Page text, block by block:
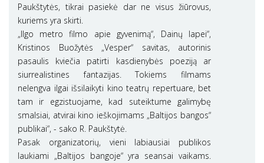
Paukštytės, tikrai pasiekė dar ne visus žiūrovus,
kuriems yra skirti.
„Ilgo metro filmo apie gyvenimą“, Dainų lapei“,
Kristinos Buožytės „Vesper“ savitas, autorinis
pasaulis kviečia patirti kasdienybės poeziją ar
siurrealistines fantazijas. Tokiems filmams
nelengva ilgai išsilaikyti kino teatrų repertuare, bet
tam ir egzistuojame, kad suteiktume galimybę
smalsiai, atvirai kino ieškojimams „Baltijos bangos“
publikai“, - sako R. Paukštytė.
Pasak organizatorių, vieni labiausiai publikos
laukiami „Baltijos bangoje“ yra seansai vaikams.